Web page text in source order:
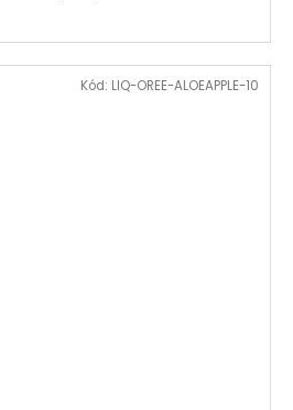
Kód: LIQ-OREE-ALOEAPPLE-10